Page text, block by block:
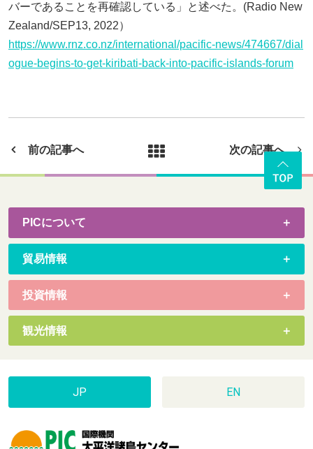
バーであることを再確認している」と述べた。(Radio New
Zealand/SEP13, 2022）
https://www.rnz.co.nz/international/pacific-news/474667/dial
ogue-begins-to-get-kiribati-back-into-pacific-islands-forum
前の記事へ 次の記事へ
PICについて
貿易情報
投資情報
観光情報
JP EN